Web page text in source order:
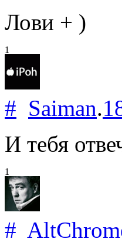
Лови + )
1
# Saiman.
И тебя
1
#